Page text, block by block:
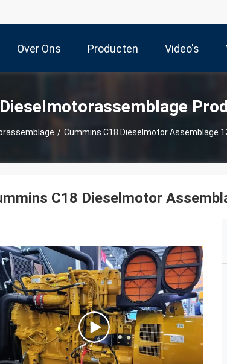
Over Ons Producten Video's
/ Cummins C18 Dieselmotor Assemblage
C18 Dieselmotor